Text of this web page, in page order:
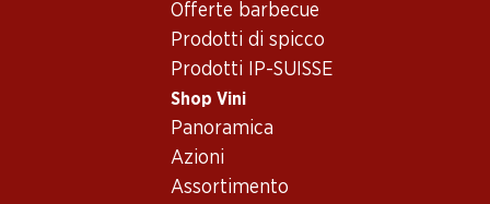
Offerte barbecue
Prodotti di spicco
Prodotti IP-SUISSE
Shop Vini
Panoramica
Azioni
Assortimento
DOC da uve leggermente
appassite
2024